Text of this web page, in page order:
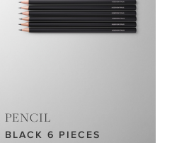
PENCIL
BLACK 6 PIECES